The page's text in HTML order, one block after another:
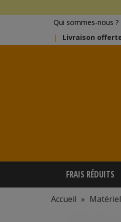
Qui sommes-nous ?
Livraison
FRAIS RÉDUITS
Accueil »